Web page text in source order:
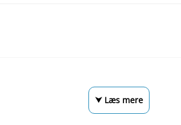
⮟ Læs mere